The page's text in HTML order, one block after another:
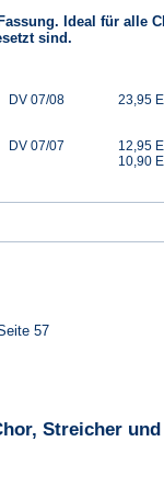
Ideal für alle
sind.
DV 07/08 23,95
DV 07/07
12,95
10,90
57
Streicher und